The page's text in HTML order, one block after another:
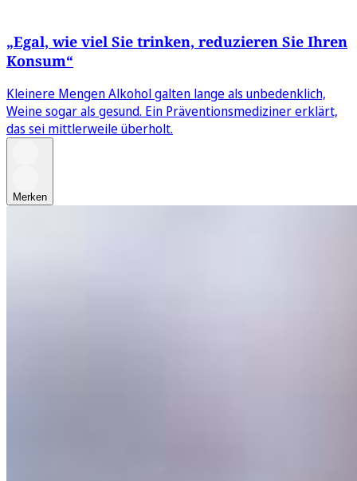
„Egal, wie viel Sie trinken, reduzieren Sie Ihren
Konsum“
Kleinere Mengen Alkohol galten lange als unbedenklich,
Weine sogar als gesund. Ein Präventionsmediziner erklärt,
das sei mittlerweile überholt.
Merken